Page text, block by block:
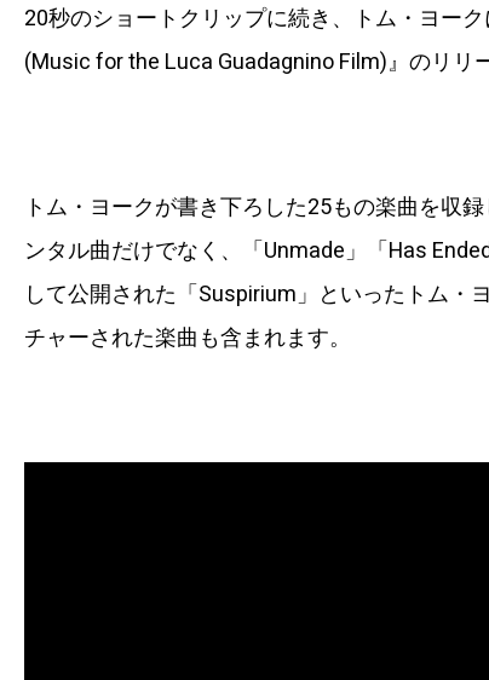
20秒のショートクリップに続き、トム・ヨー
(Music for the Luca Guadagnino Film)』のリリ
トム・ヨークが書き下ろした25もの楽曲を収
ンタル曲だけでなく、「Unmade」「Has
して公開された「Suspirium」といったトム・
チャーされた楽曲も含まれます。